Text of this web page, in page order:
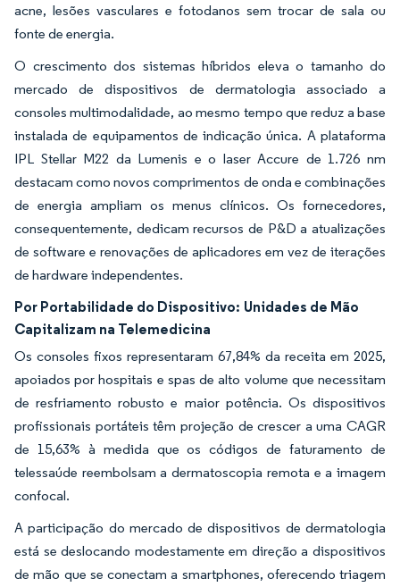
acne, lesões vasculares e fotodanos sem trocar de sala ou
fonte de energia.
O crescimento dos sistemas híbridos eleva o tamanho do
mercado de dispositivos de dermatologia associado a
consoles multimodalidade, ao mesmo tempo que reduz a base
instalada de equipamentos de indicação única. A plataforma
IPL Stellar M22 da Lumenis e o laser Accure de 1.726 nm
destacam como novos comprimentos de onda e combinações
de energia ampliam os menus clínicos. Os fornecedores,
consequentemente, dedicam recursos de P&D a atualizações
de software e renovações de aplicadores em vez de iterações
de hardware independentes.
Por Portabilidade do Dispositivo: Unidades de Mão
Capitalizam na Telemedicina
Os consoles fixos representaram 67,84% da receita em 2025,
apoiados por hospitais e spas de alto volume que necessitam
de resfriamento robusto e maior potência. Os dispositivos
profissionais portáteis têm projeção de crescer a uma CAGR
de 15,63% à medida que os códigos de faturamento de
telessaúde reembolsam a dermatoscopia remota e a imagem
confocal.
A participação do mercado de dispositivos de dermatologia
está se deslocando modestamente em direção a dispositivos
de mão que se conectam a smartphones, oferecendo triagem